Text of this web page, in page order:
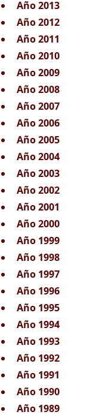
Año 2013
Año 2012
Año 2011
Año 2010
Año 2009
Año 2008
Año 2007
Año 2006
Año 2005
Año 2004
Año 2003
Año 2002
Año 2001
Año 2000
Año 1999
Año 1998
Año 1997
Año 1996
Año 1995
Año 1994
Año 1993
Año 1992
Año 1991
Año 1990
Año 1989